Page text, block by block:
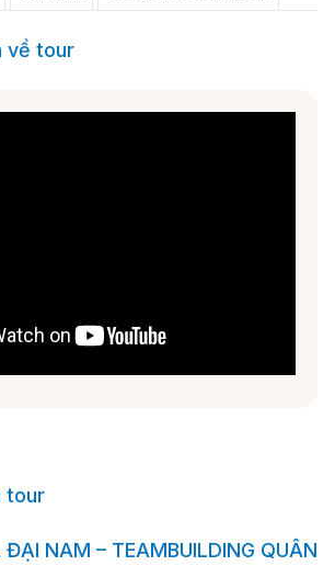
về tour
tour
ĐẠI NAM – TEAMBUILDING QUÂN